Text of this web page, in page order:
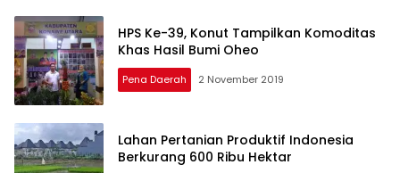
HPS Ke-39, Konut Tampilkan Komoditas
Khas Hasil Bumi Oheo
Pena Daerah 2 November 2019
Lahan Pertanian Produktif Indonesia
Berkurang 600 Ribu Hektar